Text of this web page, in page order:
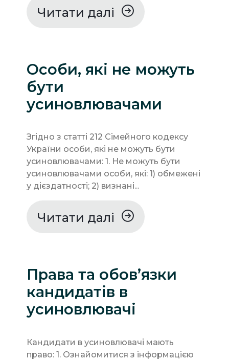
Читати далі
Особи, які не можуть
бути
усиновлювачами
Згідно з статті 212 Сімейного кодексу
України особи, які не можуть бути
усиновлювачами: 1. Не можуть бути
усиновлювачами особи, які: 1) обмежені
у дієздатності; 2) визнані...
Читати далі
Права та обов’язки
кандидатів в
усиновлювачі
Кандидати в усиновлювачі мають
право: 1. Ознайомитися з інформацією